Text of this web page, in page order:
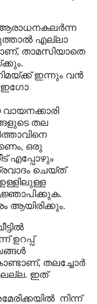
എല്ലാ
, താമസിയാതെ
ഇന്നും വൻ
ഇഗോ
വായനക്കാരി
തല
, ഒരു
എപ്പോഴും
ചെയ്ത്
ആയിരിക്കും.
ഉറപ്പ്
, തലച്ചോർ
ഇത്
നിന്ന്